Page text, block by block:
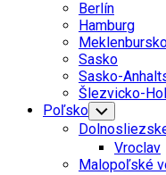
Berlín
Hamburg
Sasko
Sasko-
Šlezvicko-
Poľsko Toggle
Child
Menu
Vroclav
Malopoľské